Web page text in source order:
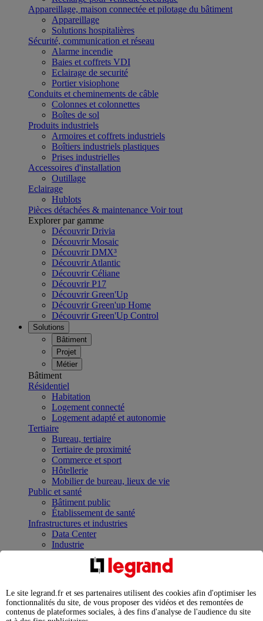
Appareillage, maison connectée et pilotage du bâtiment
Appareillage
Solutions hospitalières
Sécurité, communication et réseau
Alarme incendie
Baies et coffrets VDI
Eclairage de securité
Portier visiophone
Conduits et cheminements de câble
Colonnes et colonnettes
Boîtes de sol
Produits industriels
Armoires et coffrets industriels
Boîtiers industriels plastiques
Prises industrielles
Accessoires d'installation
Outillage
Eclairage
Hublots
Pièces détachées & maintenance Voir tout
Explorer par gamme
Découvrir Drivia
Découvrir Mosaic
Découvrir DMX³
Découvrir Atlantic
Découvrir Céliane
Découvrir P17
Découvrir Green'Up
Découvrir Green'up Home
Découvrir Green'Up Control
Solutions
Bâtiment
Projet
Métier
Bâtiment
Résidentiel
Habitation
Logement connecté
Logement adapté et autonomie
Tertiaire
Bureau, tertiaire
Tertiaire de proximité
Commerce et sport
Hôtellerie
Mobilier de bureau, lieux de vie
Public et santé
Bâtiment public
Établissement de santé
Infrastructures et industries
Data Center
Industrie
Infrastructures
Contrôler et planifier le fonctionnement des appareils
Répartir et optimiser son tableau électrique
Legrand Data Center Solutions : concentrer les
expertises au service de vos performances
Le site legrand.fr et ses partenaires utilisent des cookies afin d'optimiser les
fonctionnalités du site, de vous proposer des vidéos et des remontées de
contenus de plateformes sociales, à des fins d'analyse de l'audience du site